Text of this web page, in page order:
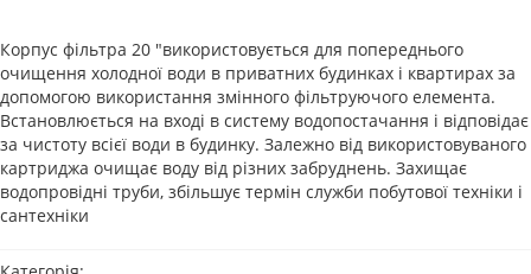
Корпус фільтра 20 "використовується для попереднього
очищення холодної води в приватних будинках і квартирах за
допомогою використання змінного фільтруючого елемента.
Встановлюється на вході в систему водопостачання і відповідає
за чистоту всієї води в будинку. Залежно від використовуваного
картриджа очищає воду від різних забруднень. Захищає
водопровідні труби, збільшує термін служби побутової техніки і
сантехніки